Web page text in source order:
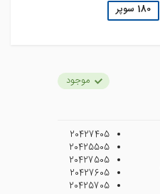
180 سوپر
موجود
20427405
20425505
20427505
20427605
20425705